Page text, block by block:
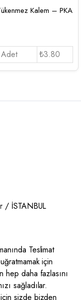
Kalem – PKA
₺3.80
/ İSTANBUL
Teslimat
için
daha fazlasını
sağladılar.
sizde bizden